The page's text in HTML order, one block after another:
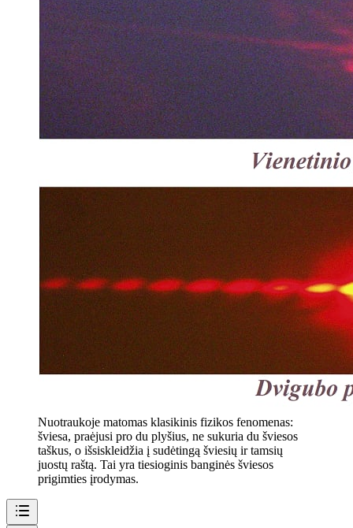
Nuotraukoje matomas klasikinis fizikos fenomenas:
šviesa, praėjusi pro du plyšius, ne sukuria du šviesos
taškus, o išsiskleidžia į sudėtingą šviesių ir tamsių
juostų raštą. Tai yra tiesioginis banginės šviesos
prigimties įrodymas.